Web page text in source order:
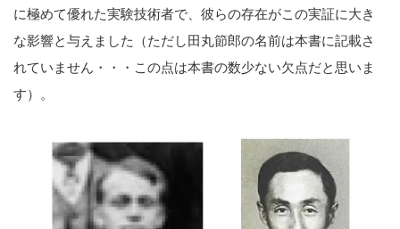
に極めて優れた実験技術者で、彼らの存在がこの実証に大き
な影響と与えました（ただし田丸節郎の名前は本書に記載さ
れていません・・・この点は本書の数少ない欠点だと思いま
す）。